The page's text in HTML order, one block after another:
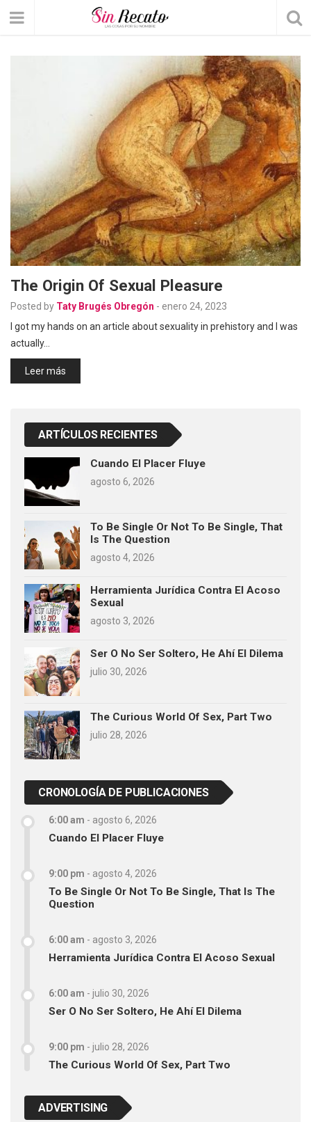
The Origin Of Sexual Pleasure
Posted by Taty Brugés Obregón - enero 24, 2023
I got my hands on an article about sexuality in prehistory and I was
actually…
Leer más
ARTÍCULOS RECIENTES
Cuando El Placer Fluye
agosto 6, 2026
To Be Single Or Not To Be Single, That
Is The Question
agosto 4, 2026
Herramienta Jurídica Contra El Acoso
Sexual
agosto 3, 2026
Ser O No Ser Soltero, He Ahí El Dilema
julio 30, 2026
The Curious World Of Sex, Part Two
julio 28, 2026
CRONOLOGÍA DE PUBLICACIONES
6:00 am - agosto 6, 2026
Cuando El Placer Fluye
9:00 pm - agosto 4, 2026
To Be Single Or Not To Be Single, That Is The
Question
6:00 am - agosto 3, 2026
Herramienta Jurídica Contra El Acoso Sexual
6:00 am - julio 30, 2026
Ser O No Ser Soltero, He Ahí El Dilema
9:00 pm - julio 28, 2026
The Curious World Of Sex, Part Two
ADVERTISING